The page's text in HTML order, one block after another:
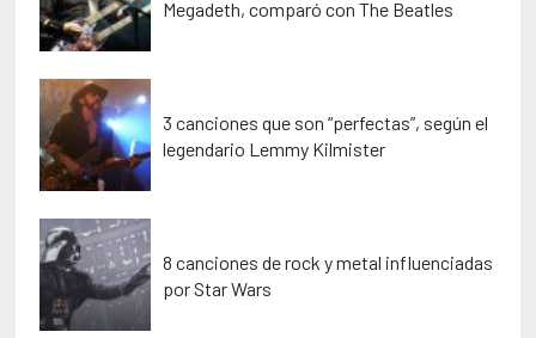
Megadeth, comparó con The Beatles
3 canciones que son “perfectas”, según el
legendario Lemmy Kilmister
8 canciones de rock y metal influenciadas
por Star Wars